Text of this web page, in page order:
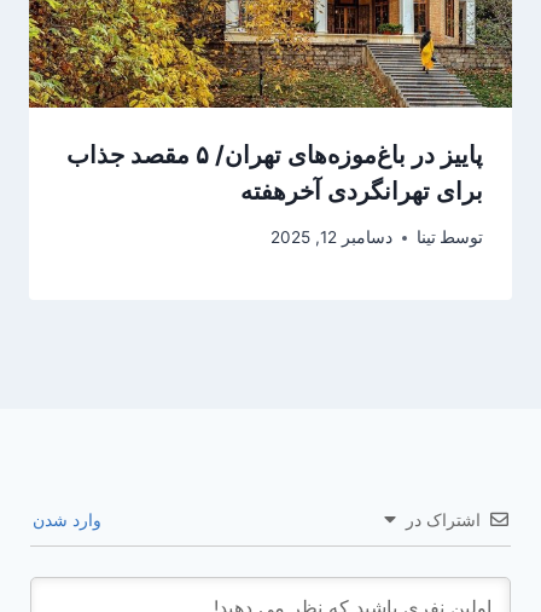
پاییز در باغ‌موزه‌های تهران/ ۵ مقصد جذاب
برای تهرانگردی آخرهفته
توسط تینا دسامبر 12, 2025
اشتراک در وارد شدن